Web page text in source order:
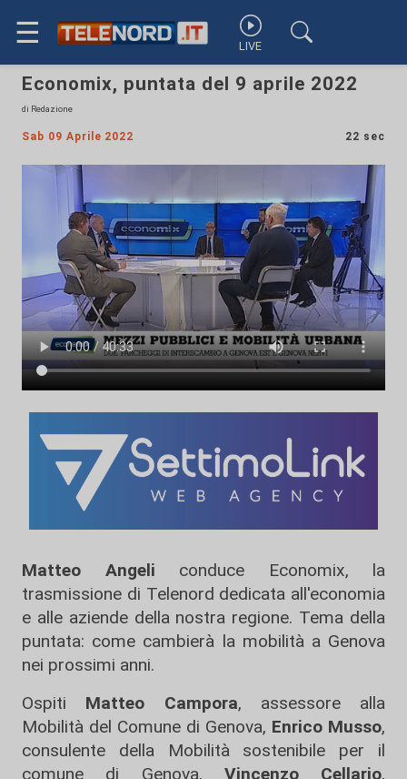
☰ LIVE
Economix, puntata del 9 aprile 2022
di Redazione
Sab 09 Aprile 2022 22 sec
Matteo Angeli conduce Economix, la
trasmissione di Telenord dedicata all'economia
e alle aziende della nostra regione. Tema della
puntata: come cambierà la mobilità a Genova
nei prossimi anni.
Ospiti Matteo Campora, assessore alla
Mobilità del Comune di Genova, Enrico Musso,
consulente della Mobilità sostenibile per il
comune di Genova, Vincenzo Cellario,